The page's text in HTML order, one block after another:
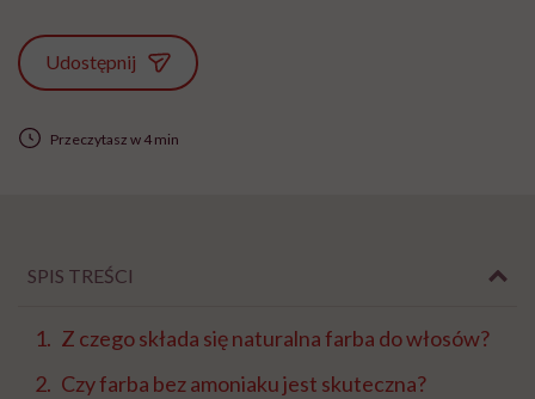
Udostępnij
Przeczytasz w 4 min
SPIS TREŚCI
Z czego składa się naturalna farba do włosów?
Czy farba bez amoniaku jest skuteczna?